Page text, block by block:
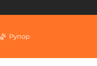
Рупор